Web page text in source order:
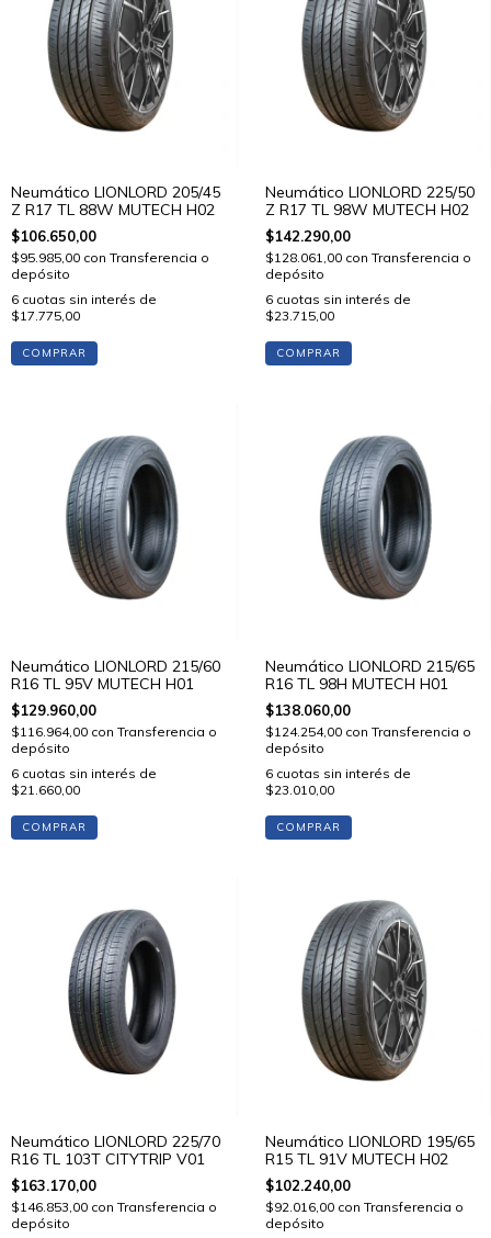
Neumático LIONLORD 205/45
Z R17 TL 88W MUTECH H02
$106.650,00
$95.985,00 con Transferencia o
depósito
6 cuotas sin interés de
$17.775,00
COMPRAR
Neumático LIONLORD 225/50
Z R17 TL 98W MUTECH H02
$142.290,00
$128.061,00 con Transferencia o
depósito
6 cuotas sin interés de
$23.715,00
COMPRAR
Neumático LIONLORD 215/60
R16 TL 95V MUTECH H01
$129.960,00
$116.964,00 con Transferencia o
depósito
6 cuotas sin interés de
$21.660,00
COMPRAR
Neumático LIONLORD 215/65
R16 TL 98H MUTECH H01
$138.060,00
$124.254,00 con Transferencia o
depósito
6 cuotas sin interés de
$23.010,00
COMPRAR
Neumático LIONLORD 225/70
R16 TL 103T CITYTRIP V01
$163.170,00
$146.853,00 con Transferencia o
depósito
Neumático LIONLORD 195/65
R15 TL 91V MUTECH H02
$102.240,00
$92.016,00 con Transferencia o
depósito